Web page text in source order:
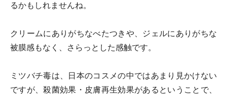
るかもしれませんね。
クリームにありがちなべたつきや、ジェルにありがちな
被膜感もなく、さらっとした感触です。
ミツバチ毒は、日本のコスメの中ではあまり見かけない
ですが、殺菌効果・皮膚再生効果があるということで、